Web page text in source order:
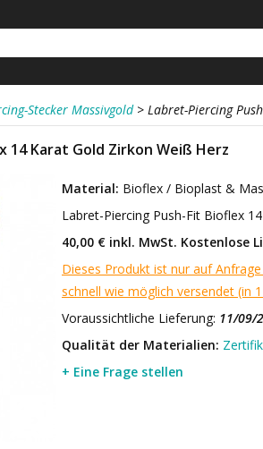
Stecker Massivgold > Labret-Piercing
14 Karat Gold Zirkon Weiß Herz
Material: Bioflex / Bioplast &
Labret-Piercing Push-Fit Bioflex
40,00 € inkl. MwSt. Kostenlose
Dieses Produkt ist nur auf
schnell wie möglich versendet (in
Voraussichtliche Lieferung: 11/09/
Qualität der Materialien:
+ Eine Frage stellen